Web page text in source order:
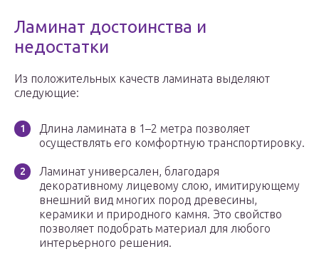
Ламинат достоинства и
недостатки
Из положительных качеств ламината выделяют
следующие:
Длина ламината в 1–2 метра позволяет
осуществлять его комфортную транспортировку.
Ламинат универсален, благодаря
декоративному лицевому слою, имитирующему
внешний вид многих пород древесины,
керамики и природного камня. Это свойство
позволяет подобрать материал для любого
интерьерного решения.